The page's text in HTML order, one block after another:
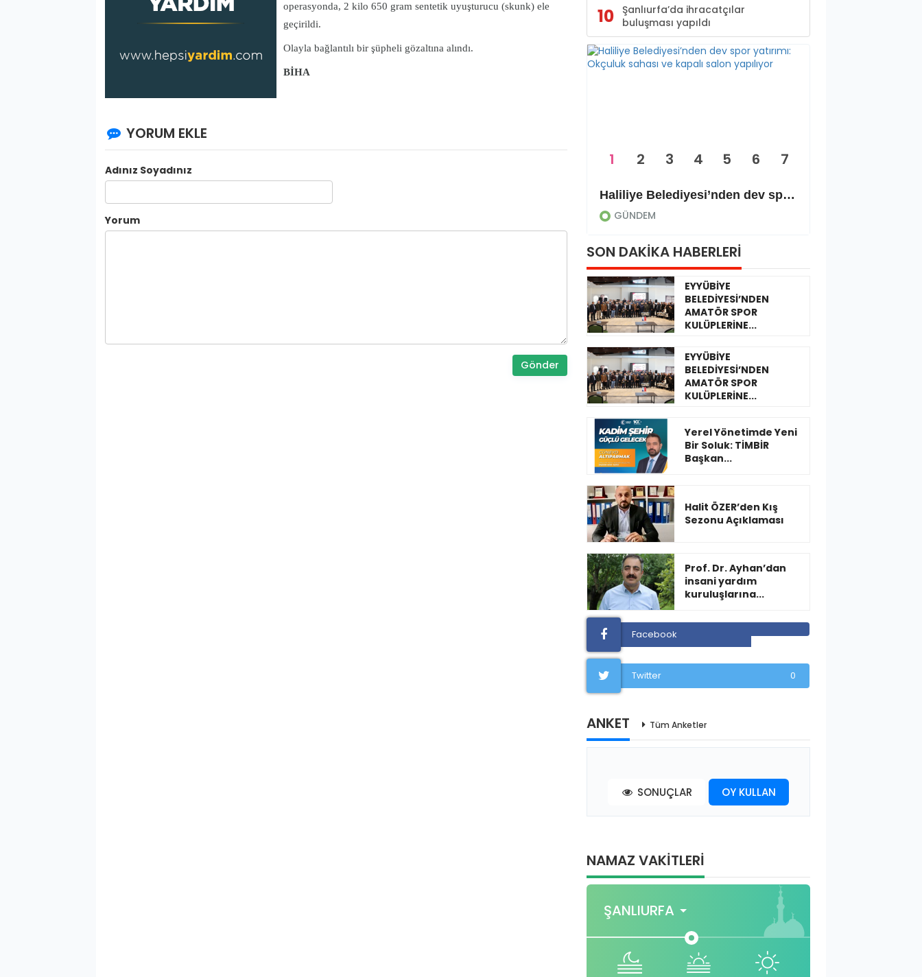
operasyonda, 2 kilo 650 gram sentetik uyuşturucu (skunk) ele
geçirildi.
Olayla bağlantılı bir şüpheli gözaltına alındı.
BİHA
YORUM EKLE
Adınız Soyadınız
Yorum
Gönder
10
Şanlıurfa’da ihracatçılar
buluşması yapıldı
Haliliye Belediyesi’nden dev spor yatırımı: Okçuluk sahası ve kapalı salon yapılıyor
GÜNDEM
1 2 3 4 5 6 7
SON DAKİKA HABERLERİ
EYYÜBİYE
BELEDİYESİ’NDEN
AMATÖR SPOR
KULÜPLERİNE...
EYYÜBİYE
BELEDİYESİ’NDEN
AMATÖR SPOR
KULÜPLERİNE...
Yerel Yönetimde Yeni
Bir Soluk: TİMBİR
Başkan...
Halit ÖZER’den Kış
Sezonu Açıklaması
Prof. Dr. Ayhan’dan
insani yardım
kuruluşlarına...
Facebook
Twitter 0
ANKET Tüm Anketler
SONUÇLAR OY KULLAN
NAMAZ VAKİTLERİ
ŞANLIURFA